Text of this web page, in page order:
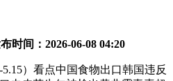
时间： 2026-06-08 04:20
）看点中国食物出口韩国违反